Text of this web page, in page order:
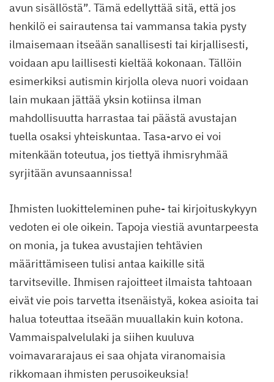
avun sisällöstä”. Tämä edellyttää sitä, että jos
henkilö ei sairautensa tai vammansa takia pysty
ilmaisemaan itseään sanallisesti tai kirjallisesti,
voidaan apu laillisesti kieltää kokonaan. Tällöin
esimerkiksi autismin kirjolla oleva nuori voidaan
lain mukaan jättää yksin kotiinsa ilman
mahdollisuutta harrastaa tai päästä avustajan
tuella osaksi yhteiskuntaa. Tasa-arvo ei voi
mitenkään toteutua, jos tiettyä ihmisryhmää
syrjitään avunsaannissa!
Ihmisten luokitteleminen puhe- tai kirjoituskykyyn
vedoten ei ole oikein. Tapoja viestiä avuntarpeesta
on monia, ja tukea avustajien tehtävien
määrittämiseen tulisi antaa kaikille sitä
tarvitseville. Ihmisen rajoitteet ilmaista tahtoaan
eivät vie pois tarvetta itsenäistyä, kokea asioita tai
halua toteuttaa itseään muuallakin kuin kotona.
Vammaispalvelulaki ja siihen kuuluva
voimavararajaus ei saa ohjata viranomaisia
rikkomaan ihmisten perusoikeuksia!